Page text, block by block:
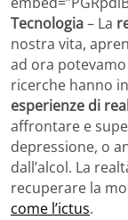
Tecnologia– La
nostra vita,
ad ora
ricerche hanno
esperienze di
affrontare e
depressione, o
dall’alcol. La
recuperare la
come l’ictus.